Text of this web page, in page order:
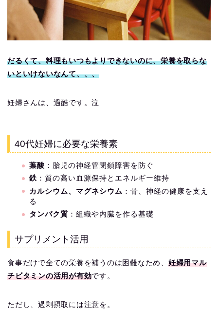
だるくて、料理もいつもよりできないのに、栄養を取らな
いといけないなんて、、、
妊婦さんは、過酷です。泣
40代妊婦に必要な栄養素
葉酸 ：胎児の神経管閉鎖障害を防ぐ
鉄 ：質の高い血源保持とエネルギー維持
カルシウム、マグネシウム ：骨、神経の健康を支え
る
タンパク質 ：組織や内臓を作る基礎
サプリメント活用
食事だけで全ての栄養を補うのは困難なため、 妊婦用マル
チビタミンの活用が有効です。
ただし、過剰摂取には注意を。